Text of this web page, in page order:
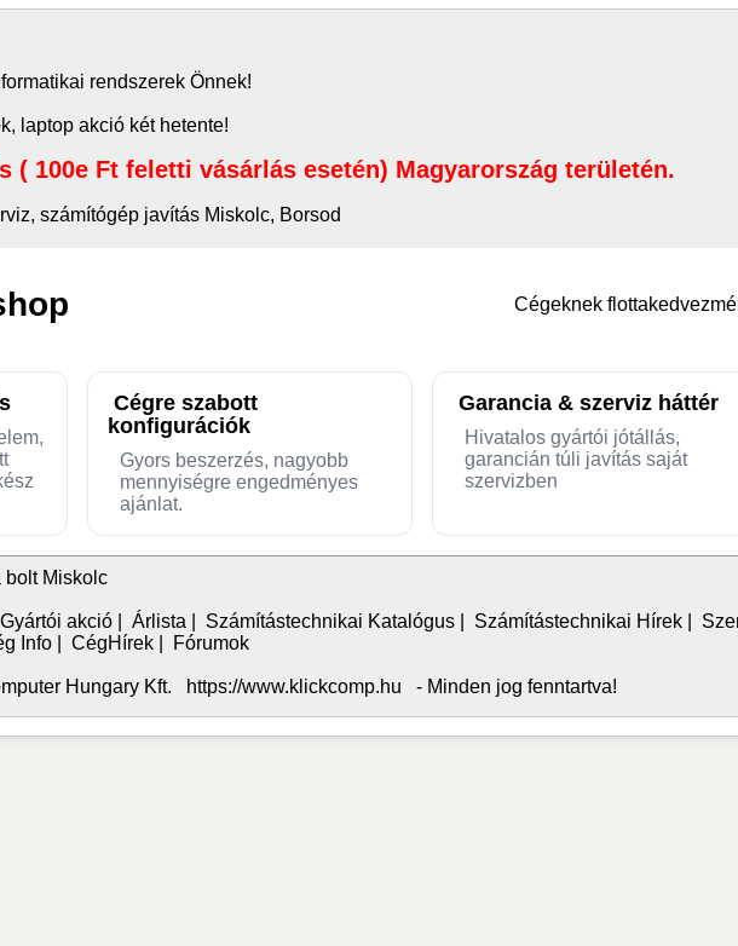
rendszerek Önnek!
laptop akció két hetente!
( 100e Ft feletti vásárlás esetén) Magyarország területén.
számítógép javítás Miskolc, Borsod
Cégeknek
Cégre szabott
konfigurációk
Gyors beszerzés, nagyobb
mennyiségre engedményes
ajánlat.
Garancia & szerviz háttér
Hivatalos gyártói jótállás,
garancián túli javítás saját
szervizben
bolt Miskolc
Gyártói akció| Árlista Számítástechnikai Katalógus| Számítástechnikai Hírek|
Info| CégHírek| Fórumok
Hungary Kft. https://www.klickcomp.hu - Minden jog fenntartva!